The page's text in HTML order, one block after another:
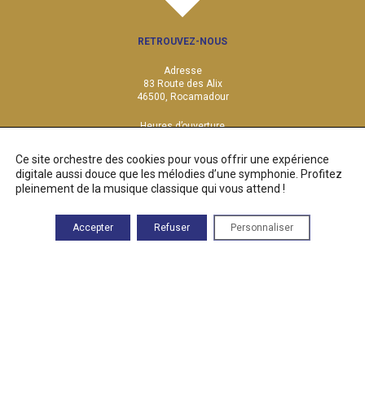
RETROUVEZ-NOUS
Adresse
83 Route des Alix
46500, Rocamadour
Heures d’ouverture
Contact
05 82 92 67 40
PRESSE
Ce site orchestre des cookies pour vous offrir une expérience
digitale aussi douce que les mélodies d’une symphonie. Profitez
pleinement de la musique classique qui vous attend !
Accepter Refuser Personnaliser